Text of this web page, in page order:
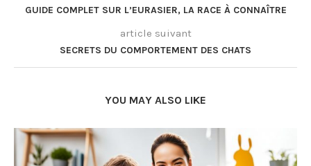
GUIDE COMPLET SUR L’EURASIER, LA RACE À CONNAÎTRE
article suivant
SECRETS DU COMPORTEMENT DES CHATS
YOU MAY ALSO LIKE